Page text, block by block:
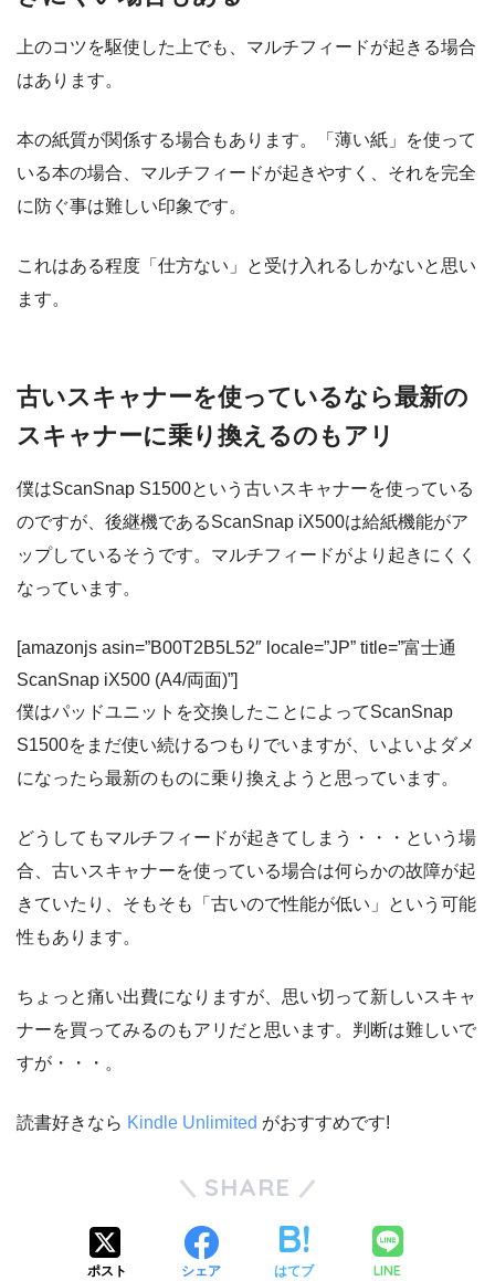
上のコツを駆使した上でも、マルチフィードが起きる場合
はあります。
本の紙質が関係する場合もあります。「薄い紙」を使って
いる本の場合、マルチフィードが起きやすく、それを完全
に防ぐ事は難しい印象です。
これはある程度「仕方ない」と受け入れるしかないと思い
ます。
古いスキャナーを使っているなら最新の
スキャナーに乗り換えるのもアリ
僕はScanSnap S1500という古いスキャナーを使っている
のですが、後継機であるScanSnap iX500は給紙機能がア
ップしているそうです。マルチフィードがより起きにくく
なっています。
[amazonjs asin=”B00T2B5L52″ locale=”JP” title=”富士通
ScanSnap iX500 (A4/両面)”]
僕はパッドユニットを交換したことによってScanSnap
S1500をまだ使い続けるつもりでいますが、いよいよダメ
になったら最新のものに乗り換えようと思っています。
どうしてもマルチフィードが起きてしまう・・・という場
合、古いスキャナーを使っている場合は何らかの故障が起
きていたり、そもそも「古いので性能が低い」という可能
性もあります。
ちょっと痛い出費になりますが、思い切って新しいスキャ
ナーを買ってみるのもアリだと思います。判断は難しいで
すが・・・。
読書好きなら Kindle Unlimited がおすすめです!
SHARE
ポスト シェア はてブ LINE